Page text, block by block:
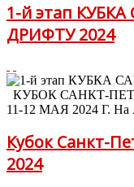
1-й этап
ДРИФТУ 2024
КУБОК САНКТ-
11-12 МАЯ 2024 Г. На
Кубок Санкт-
2024